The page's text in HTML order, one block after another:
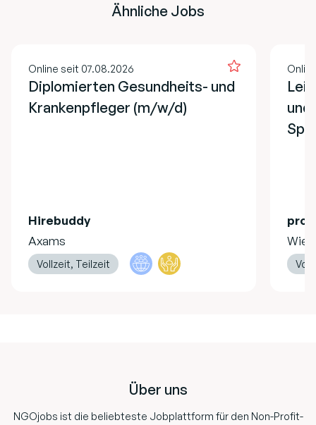
Ähnliche Jobs
Online seit 07.08.2026
Diplomierten Gesundheits- und
Krankenpfleger (m/w/d)
Hirebuddy
Axams
Vollzeit, Teilzeit
und
pro
Wien
Über uns
NGOjobs ist die beliebteste Jobplattform für den Non-Profit-